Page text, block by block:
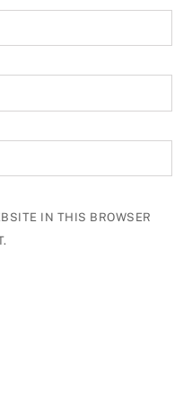
IN THIS BROWSER